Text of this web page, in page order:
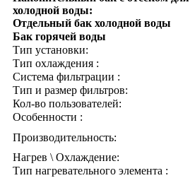
холодной воды:
Отдельный бак холодной воды
Бак горячей воды
Тип установки:
Тип охлаждения :
Система фильтрации :
Тип и размер фильтров:
Кол-во пользователей:
Особенности :
Производительность:
Нагрев \ Охлаждение:
Тип нагревательного элемента :